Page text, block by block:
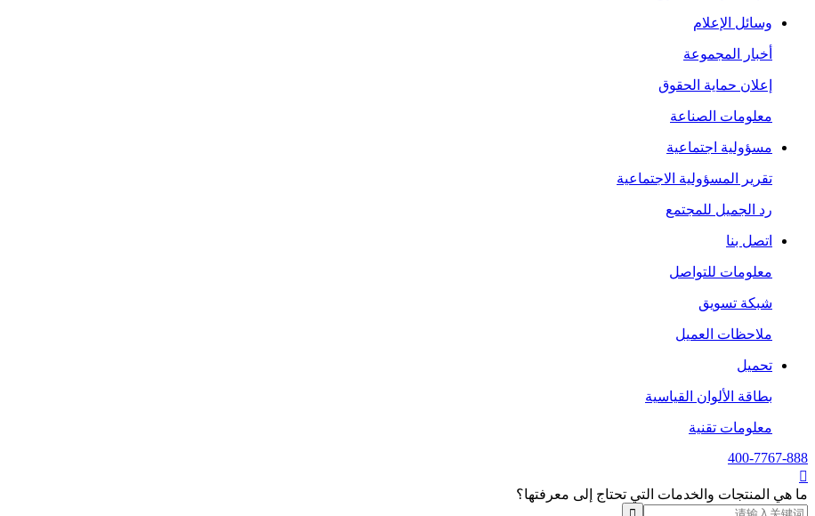
وسائل الإعلام
أخبار المجموعة
إعلان حماية الحقوق
معلومات الصناعة
مسؤولية اجتماعية
تقرير المسؤولية الاجتماعية
رد الجميل للمجتمع
اتصل بنا
معلومات للتواصل
شبكة تسويق
ملاحظات العميل
تحميل
بطاقة الألوان القياسية
معلومات تقنية
400-7767-888

ما هي المنتجات والخدمات التي تحتاج إلى معرفتها؟